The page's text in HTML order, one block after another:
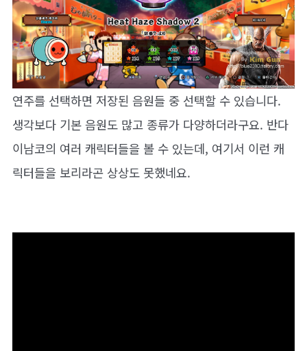
연주를 선택하면 저장된 음원들 중 선택할 수 있습니다.
생각보다 기본 음원도 많고 종류가 다양하더라구요. 반다
이남코의 여러 캐릭터들을 볼 수 있는데, 여기서 이런 캐
릭터들을 보리라곤 상상도 못했네요.